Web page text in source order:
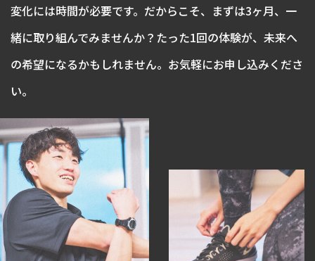
変化には時間が必要です。だからこそ、まずは3ヶ月、一
緒に取り組んでみませんか？たった1回の体験が、未来へ
の希望になるかもしれません。お気軽にお申し込みくださ
い。